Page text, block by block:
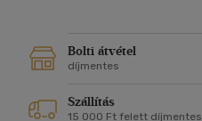
Bolti átvétel
díjmentes
Szállítás
15 000 Ft felett díjmentes